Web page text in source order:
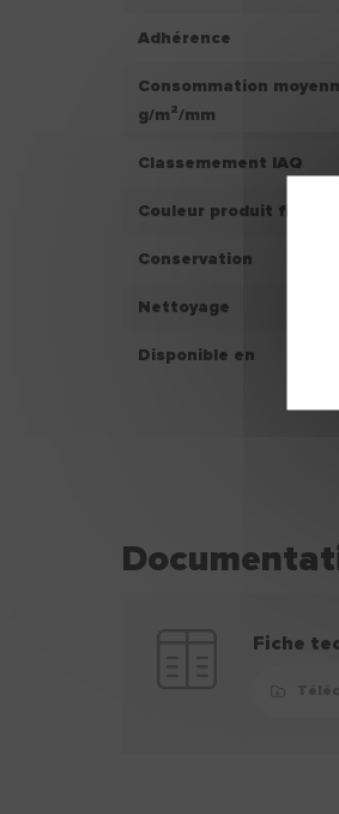
Adhérence
Consommation
g/m²/mm
Classemement IAQ
Couleur produit fini
Conservation
Nettoyage
Disponible en
Fiche